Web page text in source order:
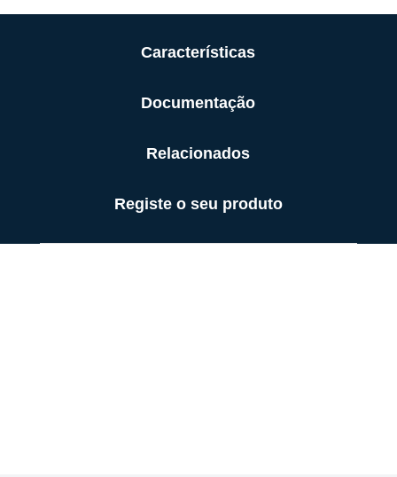
Características
Documentação
Relacionados
Registe o seu produto